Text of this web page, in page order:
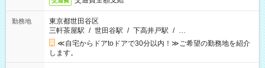
勤務地
東京都世田谷区
三軒茶屋駅 / 世田谷駅 / 下高井戸駅 / …
≪自宅からドアtoドアで30分以内！≫ご希望の勤務地を紹介
します。